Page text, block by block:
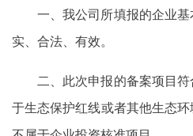
一、我公司所填报的企业
实、合法、有效。
二、此次申报的备案项目
于生态保护红线或者其他生态环